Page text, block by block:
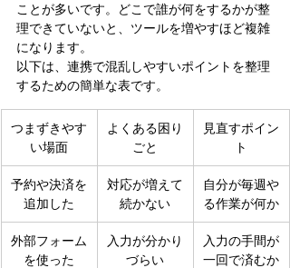
ことが多いです。どこで誰が何をするかが整
理できていないと、ツールを増やすほど複雑
になります。
以下は、連携で混乱しやすいポイントを整理
するための簡単な表です。
つまずきやす
い場面
よくある困り
ごと
見直すポイン
ト
予約や決済を
追加した
対応が増えて
続かない
自分が毎週や
る作業が何か
外部フォーム
を使った
入力が分かり
づらい
入力の手間が
一回で済むか